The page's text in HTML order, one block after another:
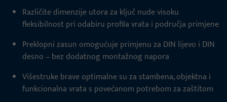
Različite dimenzije utora za ključ nude visoku
fleksibilnost pri odabiru profila vrata i područja primjene
Preklopni zasun omogućuje primjenu za DIN lijevo i DIN
desno – bez dodatnog montažnog napora
Višestruke brave optimalne su za stambena, objektna i
funkcionalna vrata s povećanom potrebom za zaštitom